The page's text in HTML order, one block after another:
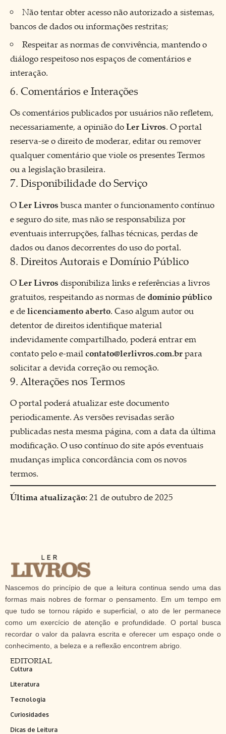
Não tentar obter acesso não autorizado a sistemas,
bancos de dados ou informações restritas;
Respeitar as normas de convivência, mantendo o
diálogo respeitoso nos espaços de comentários e
interação.
6. Comentários e Interações
Os comentários publicados por usuários não refletem,
necessariamente, a opinião doLer Livros. O portal
reserva-se o direito de moderar, editar ou remover
qualquer comentário que viole os presentes Termos
ou a legislação brasileira.
7. Disponibilidade do Serviço
OLer Livrosbusca manter o funcionamento contínuo
e seguro do site, mas não se responsabiliza por
eventuais interrupções, falhas técnicas, perdas de
dados ou danos decorrentes do uso do portal.
8. Direitos Autorais e Domínio Público
OLer Livros disponibiliza links e referências a livros
gratuitos, respeitando as normas de domínio público
e delicenciamento aberto. Caso algum autor ou
detentor de direitos identifique material
indevidamente compartilhado, poderá entrar em
contato pelo e-mailcontato@lerlivros.com.brpara
solicitar a devida correção ou remoção.
9. Alterações nos Termos
O portal poderá atualizar este documento
periodicamente. As versões revisadas serão
publicadas nesta mesma página, com a data da última
modificação. O uso contínuo do site após eventuais
mudanças implica concordância com os novos
termos.
Última atualização:21 de outubro de 2025
Nascemos do princípio de que a leitura continua sendo uma das
formas mais nobres de formar o pensamento. Em um tempo em
que tudo se tornou rápido e superficial, o ato de ler permanece
como um exercício de atenção e profundidade. O portal busca
recordar o valor da palavra escrita e oferecer um espaço onde o
conhecimento, a beleza e a reflexão encontrem abrigo.
EDITORIAL
Cultura
Literatura
Tecnologia
Curiosidades
Dicas de Leitura